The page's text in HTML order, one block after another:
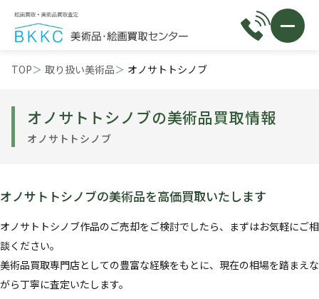
TOP 取り扱い美術品 オノサトトシノブ
オノサトトシノブの美術品買取情報
オノサトトシノブ
オノサトトシノブの美術品を高価買取いたします
オノサトトシノブ作品のご売却をご検討でしたら、まずはお気軽にご相
談ください。
美術品買取専門店としての豊富な経験をもとに、現在の相場を踏まえな
がら丁寧に査定いたします。